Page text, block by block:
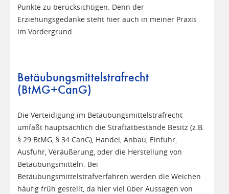
Punkte zu berücksichtigen. Denn der
Erziehungsgedanke steht hier auch in meiner Praxis
im Vordergrund.
Betäubungsmittelstrafrecht
(BtMG+CanG)
Die Verteidigung im Betäubungsmittelstrafrecht
umfaßt hauptsächlich die Straftatbestände Besitz (z.B.
§ 29 BtMG, § 34 CanG), Handel, Anbau, Einfuhr,
Ausfuhr, Veräußerung, oder die Herstellung von
Betäubungsmitteln. Bei
Betäubungsmittelstrafverfahren werden die Weichen
häufig früh gestellt, da hier viel über Aussagen von